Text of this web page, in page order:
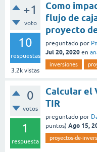
+1
voto
10
respuestas
3.2k vistas
Como
flujo de
proyecto
preguntado por
Jul 20, 2020 en
inversiones
0
votos
1
respuesta
Calcular el
TIR
preguntado por
puntos) Ago 15,
proyectos-de-